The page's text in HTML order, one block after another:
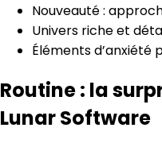
Nouveauté :
Univers riche et
Éléments d’anxiété
Routine : la
Lunar Software